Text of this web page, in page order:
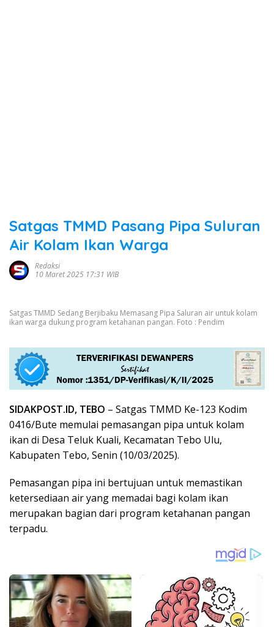
Satgas TMMD Pasang Pipa Suluran
Air Kolam Ikan Warga
Redaksi
10 Maret 2025 17:31 WIB
Satgas TMMD Sedang Berjibaku Memasang Pipa Saluran air untuk kolam
ikan warga dukung program ketahanan pangan. Foto : Pendim
SIDAKPOST.ID, TEBO – Satgas TMMD Ke-123 Kodim
0416/Bute memulai pemasangan pipa untuk kolam
ikan di Desa Teluk Kuali, Kecamatan Tebo Ulu,
Kabupaten Tebo, Senin (10/03/2025).
Pemasangan pipa ini bertujuan untuk memastikan
ketersediaan air yang memadai bagi kolam ikan
merupakan bagian dari program ketahanan pangan
terpadu.